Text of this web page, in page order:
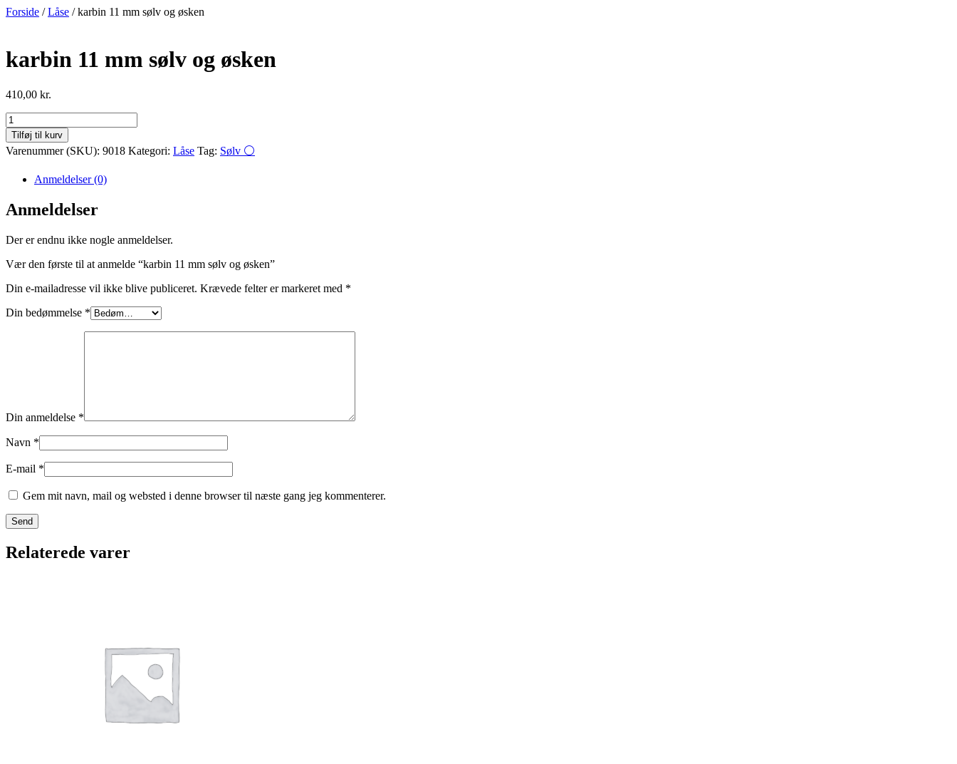
Videre
Forside /Låse / karbin 11 mm sølv og øsken
karbin 11 mm sølv og øsken
410,00 kr.
karbin
11
mm
sølv
øsken
Tilføj til kurv
Varenummer (SKU): 9018 Kategori: Låse Tag: Sølv ⚪
Anmeldelser (0)
Anmeldelser
Der er endnu ikke nogle anmeldelser.
Vær den første til at anmelde “karbin 11 mm sølv og øsken”
Din e-mailadresse vil ikke blive publiceret. Krævede felter er markeret med *
Din bedømmelse *
Din anmeldelse *
Navn *
E-mail *
Gem mit navn, mail og websted i denne browser til næste gang jeg kommenterer.
Relaterede varer